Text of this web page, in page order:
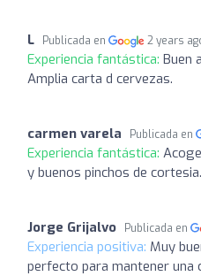
L Publicada en 2 years
Experiencia fantástica: Buen
Amplia carta d cervezas.
carmen varela Publicada en
Experiencia fantástica:
y buenos pinchos de
Jorge Grijalvo Publicada en
Experiencia positiva: Muy
perfecto para mantener una